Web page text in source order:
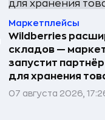
Маркетплейсы
Wildberries
складов —
запустит
для хранения
07 августа 2026,